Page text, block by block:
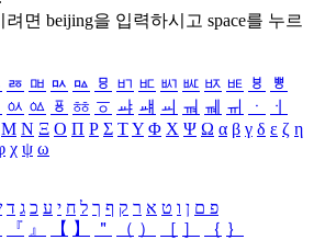
려면 beijing을 입력하시고 space를 누르
ㅭ ㅮ ㅯ ㅰ ㅱ ㅲ ㅳ ㅴ ㅵ ㅶ ㅷ ㅸ
ㅹ
ㆂ ㆃ ㆄ ㆅ ㆆ ㆇ ㆈ ㆉ ㆊ ㆋ ㆌ ㆍ
ㆎ
Μ Ν Ξ Ο Π Ρ Σ ΤΥ Φ Χ Ψ Ω α β γ δ ε ζ η
χ ψ ω
פ ם ן ו ט א ר ק ף ך ל ח י ע כ ג ד
『 』 【 】 ＂ （ ） ［ ］ ｛ ｝